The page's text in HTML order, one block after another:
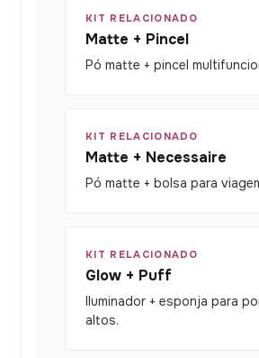
KIT RELACIONADO
Matte + Pincel
Pó matte + pincel
KIT RELACIONADO
Matte + Necessaire
Pó matte + bolsa para
KIT RELACIONADO
Glow + Puff
Iluminador + esponja para
altos.